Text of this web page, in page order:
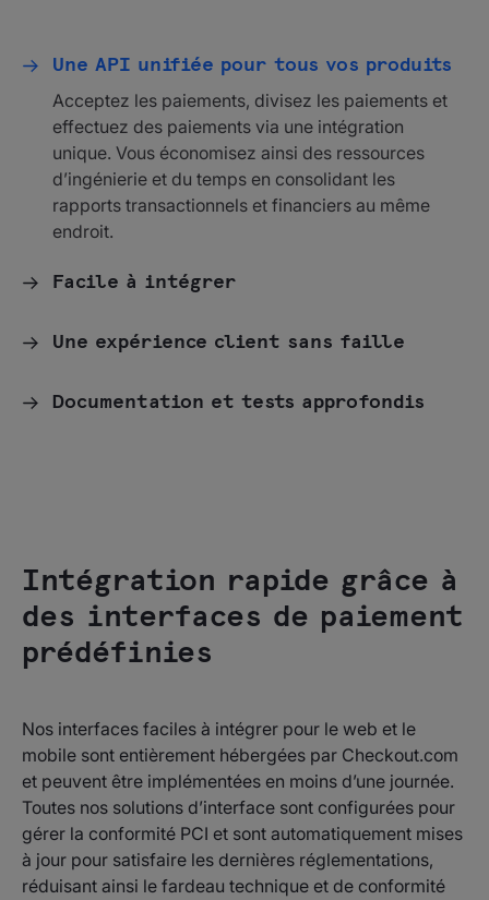
Une API unifiée pour tous vos produits
Acceptez les paiements, divisez les paiements et
effectuez des paiements via une intégration
unique. Vous économisez ainsi des ressources
d’ingénierie et du temps en consolidant les
rapports transactionnels et financiers au même
endroit.
Facile à intégrer
Une expérience client sans faille
Documentation et tests approfondis
Intégration rapide grâce à
des interfaces de paiement
prédéfinies
Nos interfaces faciles à intégrer pour le web et le
mobile sont entièrement hébergées par Checkout.com
et peuvent être implémentées en moins d’une journée.
Toutes nos solutions d’interface sont configurées pour
gérer la conformité PCI et sont automatiquement mises
à jour pour satisfaire les dernières réglementations,
réduisant ainsi le fardeau technique et de conformité